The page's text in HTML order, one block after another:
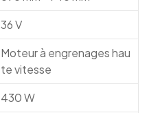
36 V
Moteur à engrenages hau
te vitesse
430 W